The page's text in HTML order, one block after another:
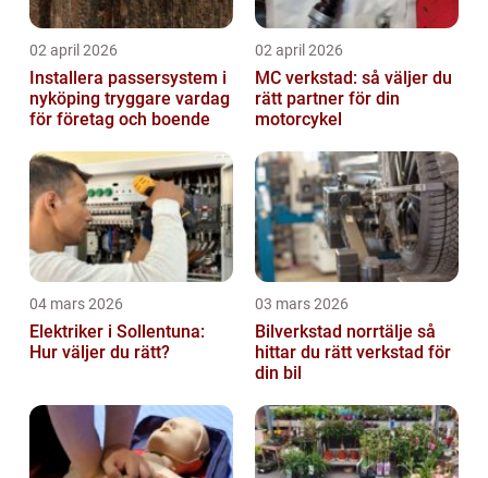
02 april 2026
Installera passersystem i
nyköping tryggare vardag
för företag och boende
02 april 2026
MC verkstad: så väljer du
rätt partner för din
motorcykel
04 mars 2026
Elektriker i Sollentuna:
Hur väljer du rätt?
03 mars 2026
Bilverkstad norrtälje så
hittar du rätt verkstad för
din bil